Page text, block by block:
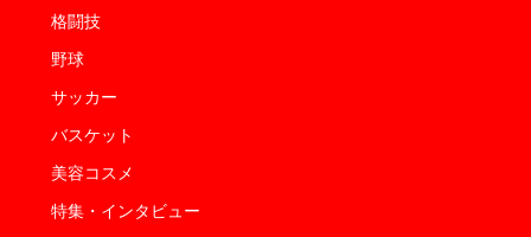
格闘技
野球
サッカー
バスケット
美容コスメ
特集・インタビュー